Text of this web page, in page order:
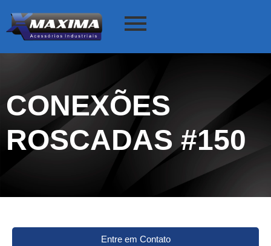
CONEXÕES
ROSCADAS #150
Entre em Contato